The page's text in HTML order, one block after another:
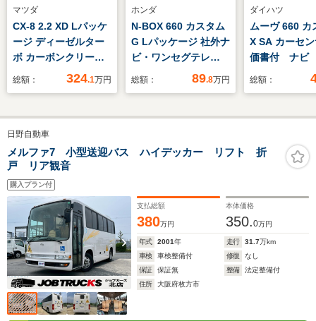
マツダ
CX-8 2.2 XD Lパッケ
ージ ディーゼルター
ボ カーボンクリーニ
総額： 324.1万円
ホンダ
N-BOX 660 カスタム
G Lパッケージ 社外ナ
ビ・ワンセグテレ
ビ/AM/FM/CD・バッ
インETC・ABS・横
ンシェード・ステアリ
キー
総額： 89.8万円
ダイハツ
ムーヴ 660 カ
X SA カーセ
価書付 ナビ
ジ
ンチシート
車検整備付
鑑定証有り
総額：
日野自動車
メルファ7 小型送迎バス ハイデッカー リフト 折
戸 リア観音
購入プラン付
支払総額
380万円
本体価格
350.0万円
年式 2001年 走行 31.7万km
車検
車検整備付 修復
なし
保証
保証無 整備
法定整備付
住所
大阪府枚方市